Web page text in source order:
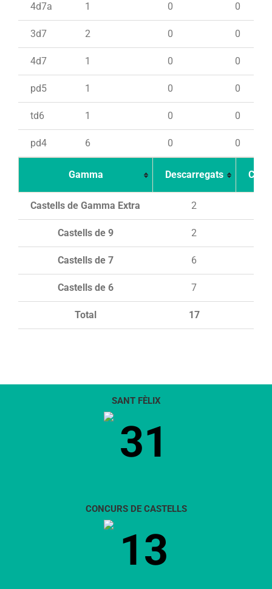
4d7a 1 0 0
3d7 2 0 0
4d7 1 0 0
pd5 1 0 0
td6 1 0 0
pd4 6 0 0
Gamma Descarregats
Total 17
Castells de Gamma Extra 2
Castells de 9 2
Castells de 7 6
Castells de 6 7
SANT FÈLIX
31
CONCURS DE CASTELLS
13